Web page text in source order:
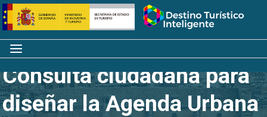
Saltar
al
contenido
Inicio
Menú
Consulta ciudadana para
diseñar la Agenda Urbana